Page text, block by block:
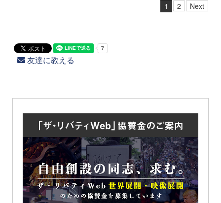
1 2 Next
友達に教える